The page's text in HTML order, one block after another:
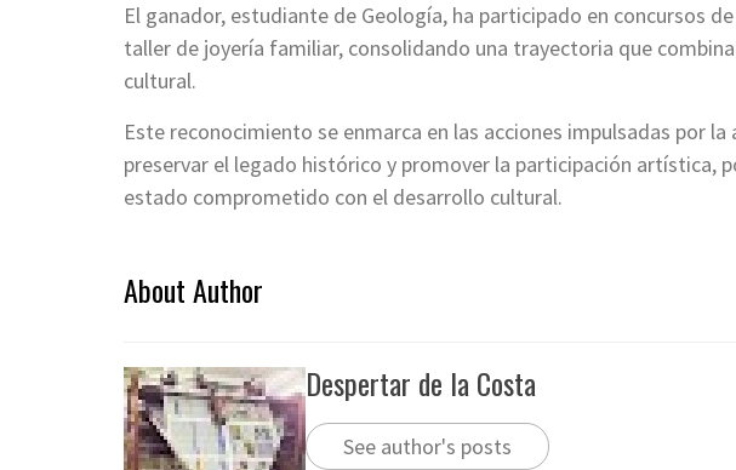
El ganador, estudiante de Geología, ha participado en concursos
taller de joyería familiar, consolidando una trayectoria que
cultural.
Este reconocimiento se enmarca en las acciones impulsadas por
preservar el legado histórico y promover la participación artística,
estado comprometido con el desarrollo cultural.
About Author
Despertar de la Costa
See author's posts